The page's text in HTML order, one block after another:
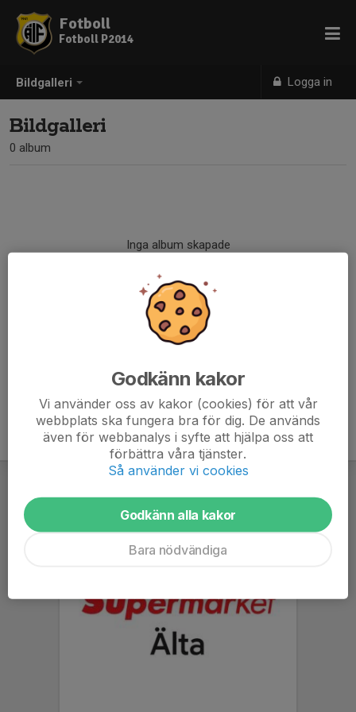
Bildgalleri Logga in
Fotboll
Fotboll P2014
Bildgalleri
0 album
Inga album skapade
Godkänn kakor
Vi använder oss av kakor (cookies) för att vår
webbplats ska fungera bra för dig. De används
även för webbanalys i syfte att hjälpa oss att
förbättra våra tjänster.
Så använder vi cookies
Godkänn alla kakor
Bara nödvändiga